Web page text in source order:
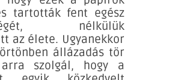
tartották fent egész
nélkülük
az élete. Ugyanekkor
állázadás tör
szolgál, hogy a